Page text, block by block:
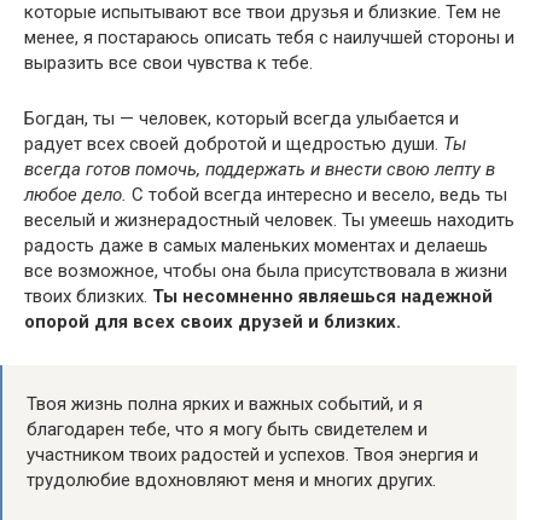
которые испытывают все твои друзья и близкие. Тем не
менее, я постараюсь описать тебя с наилучшей стороны и
выразить все свои чувства к тебе.
Богдан, ты — человек, который всегда улыбается и
радует всех своей добротой и щедростью души. Ты
всегда готов помочь, поддержать и внести свою лепту в
любое дело. С тобой всегда интересно и весело, ведь ты
веселый и жизнерадостный человек. Ты умеешь находить
радость даже в самых маленьких моментах и делаешь
все возможное, чтобы она была присутствовала в жизни
твоих близких. Ты несомненно являешься надежной
опорой для всех своих друзей и близких.
Твоя жизнь полна ярких и важных событий, и я
благодарен тебе, что я могу быть свидетелем и
участником твоих радостей и успехов. Твоя энергия и
трудолюбие вдохновляют меня и многих других.